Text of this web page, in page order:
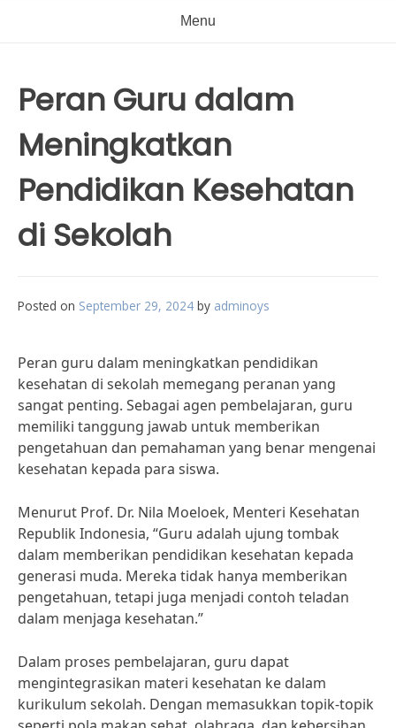
Menu
Peran Guru dalam
Meningkatkan
Pendidikan Kesehatan
di Sekolah
Posted on September 29, 2024 by adminoys
Peran guru dalam meningkatkan pendidikan
kesehatan di sekolah memegang peranan yang
sangat penting. Sebagai agen pembelajaran, guru
memiliki tanggung jawab untuk memberikan
pengetahuan dan pemahaman yang benar mengenai
kesehatan kepada para siswa.
Menurut Prof. Dr. Nila Moeloek, Menteri Kesehatan
Republik Indonesia, “Guru adalah ujung tombak
dalam memberikan pendidikan kesehatan kepada
generasi muda. Mereka tidak hanya memberikan
pengetahuan, tetapi juga menjadi contoh teladan
dalam menjaga kesehatan.”
Dalam proses pembelajaran, guru dapat
mengintegrasikan materi kesehatan ke dalam
kurikulum sekolah. Dengan memasukkan topik-topik